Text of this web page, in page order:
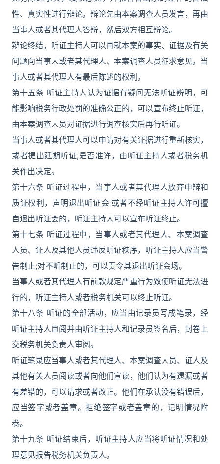
性、真实性进行辩论。辩论先由本案调查人员发言，再由
当事人或者其代理人答辩，然后双方相互辩论。
辩论终结，听证主持人可以再就本案的事实、证据及有关
问题向当事人或者其代理人、本案调查人员征求意见。当
事人或者其代理人有最后陈述的权利。
第十五条 听证主持人认为证据有疑问无法听证辨明，可
能影响税务行政处罚的准确公正的，可以宣布终止听证，
由本案调查人员对证据进行调查核实后再行听证。
当事人或者其代理人可以申请对有关证据进行重新核实，
或者提出延期听证;是否准许，由听证主持人或者税务机
关作出决定。
第十六条 听证过程中，当事人或者其代理人放弃申辩和
质证权利，声明退出听证会;或者不经听证主持人许可擅
自退出听证会的，听证主持人可以宣布听证终止。
第十七条 听证过程中，当事人或者其代理人、本案调查
人员、证人及其他人员违反听证秩序，听证主持人应当警
告制止;对不听制止的，可以责令其退出听证会场。
当事人或者其代理人有前款规定严重行为致使听证无法进
行的，听证主持人或者税务机关可以终止听证。
第十八条 听证的全部活动，应当由记录员写成笔录，经
听证主持人审阅并由听证主持人和记录员签名后，封卷上
交税务机关负责人审阅。
听证笔录应当事人或者其代理人、本案调查人员、证人及
其他有关人员阅读或者向他们宣读，他们认为有遗漏或者
有差错的，可以请求或者改正。他们在承认没有错误后，
应当签字或者盖章。拒绝签字或者盖章的，记明情况附
卷。
第十九条 听证结束后，听证主持人应当将听证情况和处
理意见报告税务机关负责人。